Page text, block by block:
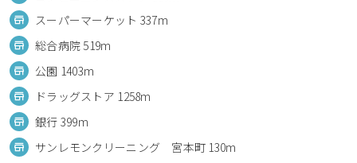
スーパーマーケット 337m
総合病院 519m
公園 1403m
ドラッグストア 1258m
銀行 399m
サンレモンクリーニング 宮本町 130m